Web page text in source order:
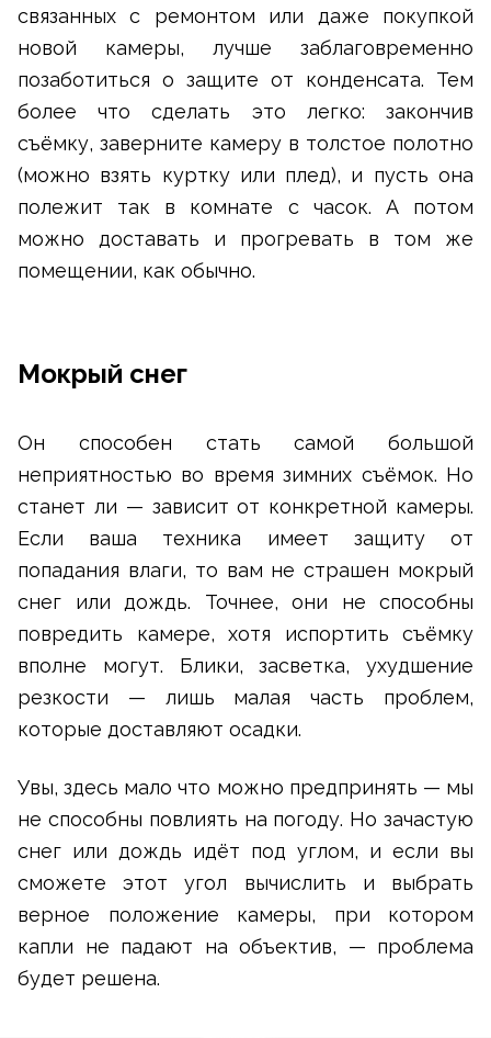
связанных с ремонтом или даже покупкой
новой камеры, лучше заблаговременно
позаботиться о защите от конденсата. Тем
более что сделать это легко: закончив
съёмку, заверните камеру в толстое полотно
(можно взять куртку или плед), и пусть она
полежит так в комнате с часок. А потом
можно доставать и прогревать в том же
помещении, как обычно.
Мокрый снег
Он способен стать самой большой
неприятностью во время зимних съёмок. Но
станет ли — зависит от конкретной камеры.
Если ваша техника имеет защиту от
попадания влаги, то вам не страшен мокрый
снег или дождь. Точнее, они не способны
повредить камере, хотя испортить съёмку
вполне могут. Блики, засветка, ухудшение
резкости — лишь малая часть проблем,
которые доставляют осадки.
Увы, здесь мало что можно предпринять — мы
не способны повлиять на погоду. Но зачастую
снег или дождь идёт под углом, и если вы
сможете этот угол вычислить и выбрать
верное положение камеры, при котором
капли не падают на объектив, — проблема
будет решена.